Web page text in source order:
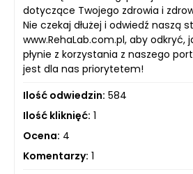
dotyczące Twojego zdrowia i
Nie czekaj dłużej i odwiedź naszą
www.RehaLab.com.pl, aby odkryć,
płynie z korzystania z naszego
jest dla nas priorytetem!
Ilość odwiedzin: 584
Ilość kliknięć: 1
Ocena: 4
Komentarzy: 1